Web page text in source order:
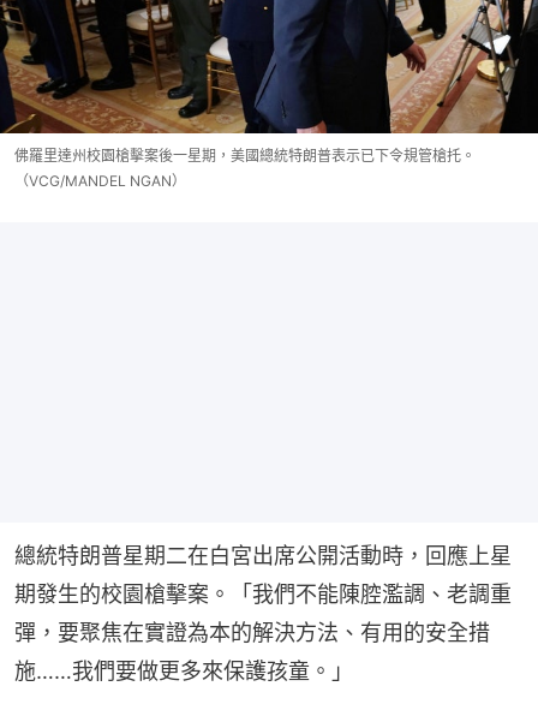
佛羅里達州校園槍擊案後一星期，美國總統特朗普表示已下令規管槍托。
（VCG/MANDEL NGAN）
總統特朗普星期二在白宮出席公開活動時，回應上星
期發生的校園槍擊案。「我們不能陳腔濫調、老調重
彈，要聚焦在實證為本的解決方法、有用的安全措
施……我們要做更多來保護孩童。」